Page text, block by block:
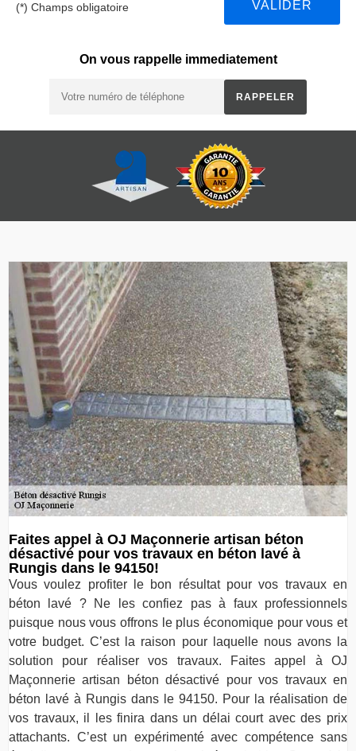
(*) Champs obligatoire
On vous rappelle immediatement
Faites appel à OJ Maçonnerie artisan béton
désactivé pour vos travaux en béton lavé à
Rungis dans le 94150!
Vous voulez profiter le bon résultat pour vos travaux en
béton lavé ? Ne les confiez pas à faux professionnels
puisque nous vous offrons le plus économique pour vous et
votre budget. C’est la raison pour laquelle nous avons la
solution pour réaliser vos travaux. Faites appel à OJ
Maçonnerie artisan béton désactivé pour vos travaux en
béton lavé à Rungis dans le 94150. Pour la réalisation de
vos travaux, il les finira dans un délai court avec des prix
attachants. C’est un expérimenté avec compétence sans